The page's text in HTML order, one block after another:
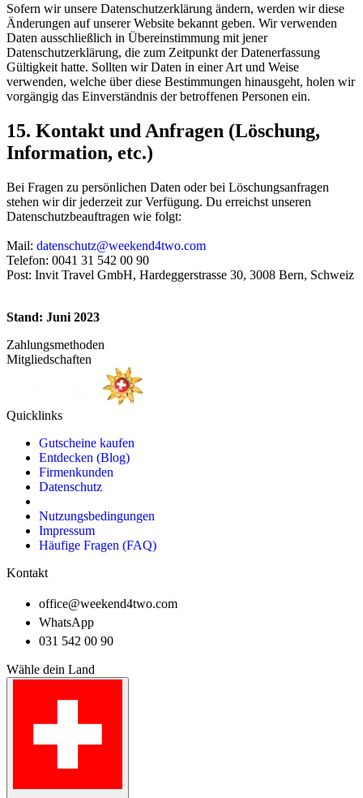
Sofern wir unsere Datenschutzerklärung ändern, werden wir diese
Änderungen auf unserer Website bekannt geben. Wir verwenden
Daten ausschließlich in Übereinstimmung mit jener
Datenschutzerklärung, die zum Zeitpunkt der Datenerfassung
Gültigkeit hatte. Sollten wir Daten in einer Art und Weise
verwenden, welche über diese Bestimmungen hinausgeht, holen wir
vorgängig das Einverständnis der betroffenen Personen ein.
15. Kontakt und Anfragen (Löschung,
Information, etc.)
Bei Fragen zu persönlichen Daten oder bei Löschungsanfragen
stehen wir dir jederzeit zur Verfügung. Du erreichst unseren
Datenschutzbeauftragen wie folgt:
Mail: datenschutz@weekend4two.com
Telefon: 0041 31 542 00 90
Post: Invit Travel GmbH, Hardeggerstrasse 30, 3008 Bern, Schweiz
Stand: Juni 2023
Zahlungsmethoden
Mitgliedschaften
Quicklinks
Gutscheine kaufen
Entdecken (Blog)
Firmenkunden
Datenschutz
Nutzungsbedingungen
Impressum
Häufige Fragen (FAQ)
Kontakt
office@weekend4two.com
WhatsApp
031 542 00 90
Wähle dein Land